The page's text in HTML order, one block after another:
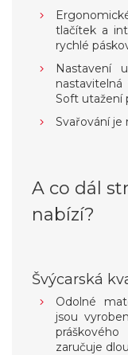
tlačítek a
rychlé
Nastavení
Soft utažení
Svařování je
A co dál
nabízí?
Švýcarská
Odolné
jsou
zaručuje